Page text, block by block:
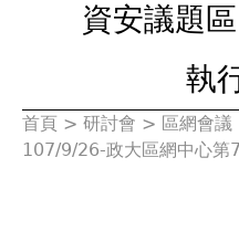
資安議題區
執
您
首頁 > 研討會 > 區網會議
107/9/26-政大區網中心第